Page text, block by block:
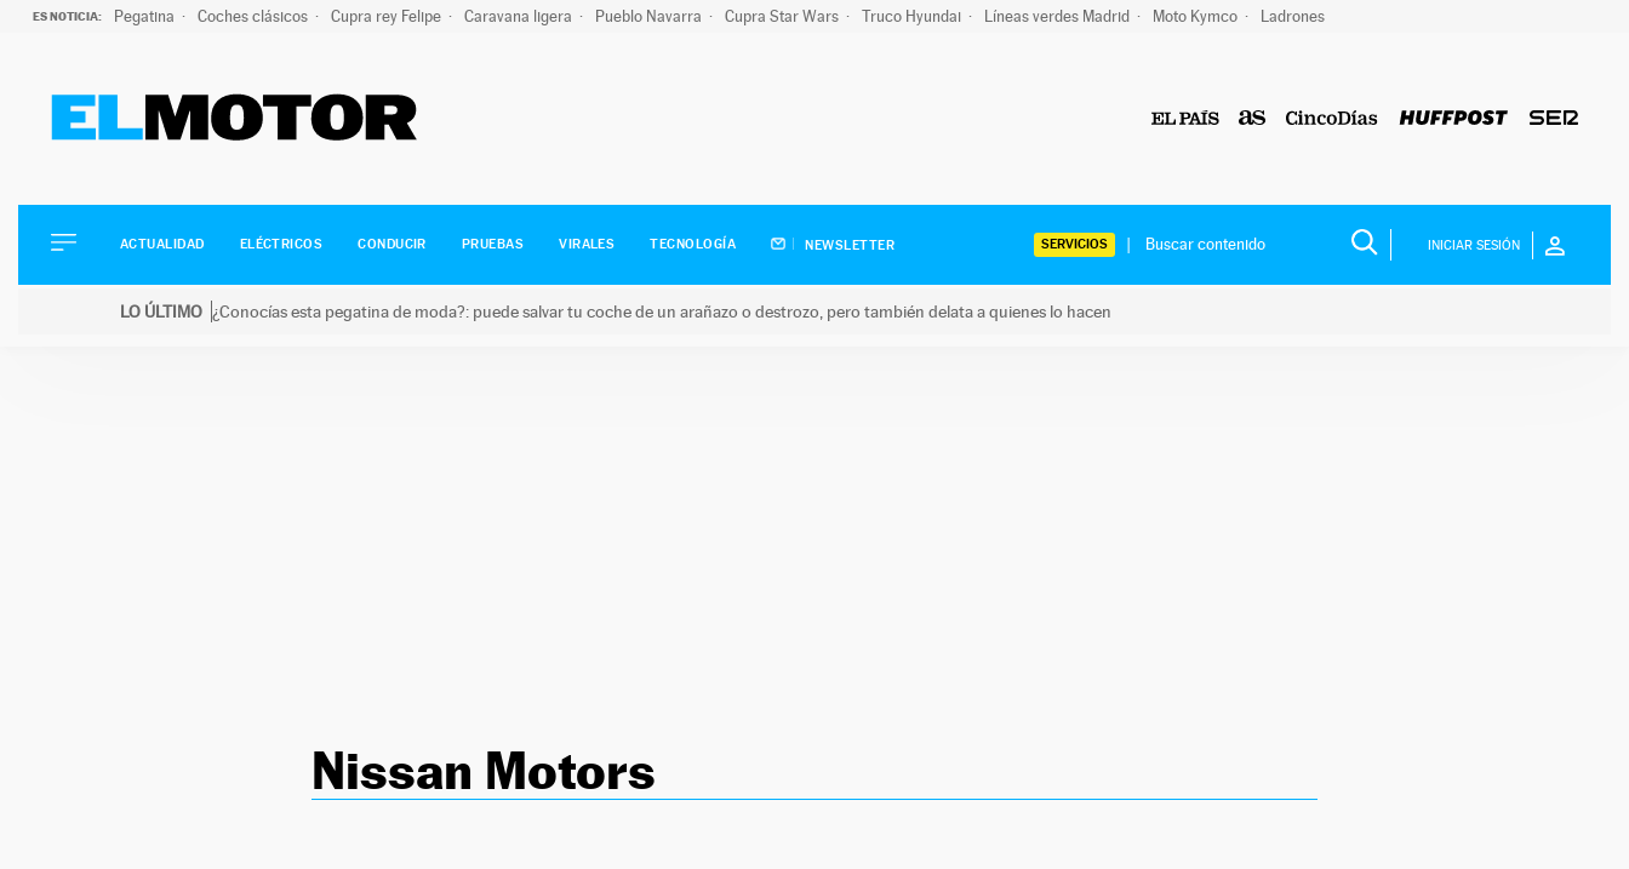
ES NOTICIA: Pegatina Coches clásicos Cupra rey Felipe Caravana ligera Pueblo Navarra Cupra Star Wars Truco Hyundai Líneas verdes Madrid Moto Kymco Ladrones
ELÉCTRICOS
CONDUCIR
ACTUALIDAD ELÉCTRICOS CONDUCIR PRUEBAS VIRALES TECNOLOGÍA NEWSLETTER SERVICIOS INICIAR SESIÓN
LO ÚLTIMO ¿Conocías esta pegatina de moda?: puede salvar tu coche de un arañazo o destrozo, pero también delata a quienes lo hacen
Nissan Motors